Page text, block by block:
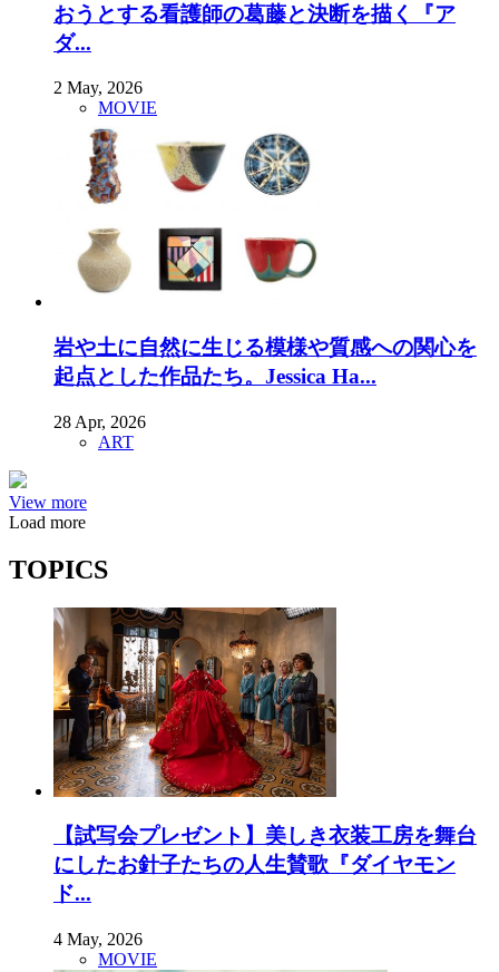
おうとする看護師の葛藤と決断を描く『ア
ダ...
2 May, 2026
MOVIE
岩や土に自然に生じる模様や質感への関心を
起点とした作品たち。Jessica Ha...
28 Apr, 2026
ART
View more
Load more
TOPICS
【試写会プレゼント】美しき衣装工房を舞台
にしたお針子たちの人生賛歌『ダイヤモン
ド...
4 May, 2026
MOVIE